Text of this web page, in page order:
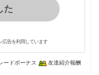
た
広告を利用しています
ードボーナス 友達紹介報酬